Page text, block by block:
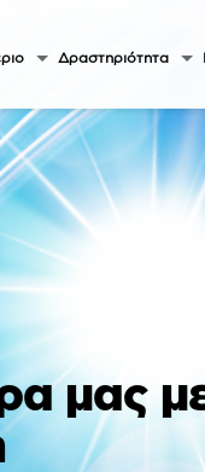
Δραστηριότητα
μας